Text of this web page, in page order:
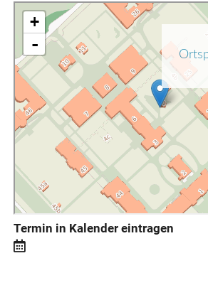
Termin in Kalender eintragen